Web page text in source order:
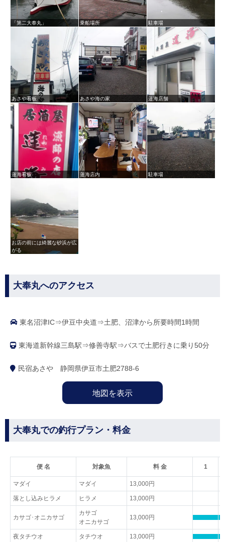
「第二大奉丸」 乗船場所 駐車場
あさや看板 あさや海の家 蓮海店舗
蓮海看板 蓮海店内 駐車場
お店の前には綺麗な砂浜が広
がる
大奉丸へのアクセス
東名沼津IC⇒伊豆中央道⇒土肥、沼津から所要時間1時間
東海道新幹線三島駅⇒修善寺駅⇒バスで土肥行きに乗り50分
民宿あさや 静岡県伊豆市土肥2788-6
地図を表示
大奉丸での釣行プラン・料金
便 名 対象魚 料 金 1
マダイ マダイ 13,000円
落とし込みヒラメ ヒラメ 13,000円
カサゴ･オニカサゴ
カサゴ
オニカサゴ
13,000円
夜タチウオ タチウオ 13,000円